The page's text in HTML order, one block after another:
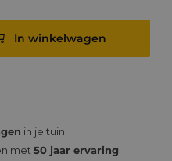
In winkelwagen
in je tuin
met 50 jaar ervaring